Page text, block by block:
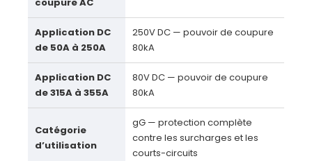
Application DC
de 50A à 250A
250V DC — pouvoir de coupure
80kA
Application DC
de 315A à 355A
80V DC — pouvoir de coupure
80kA
Catégorie
d’utilisation
gG — protection complète
contre les surcharges et les
courts-circuits